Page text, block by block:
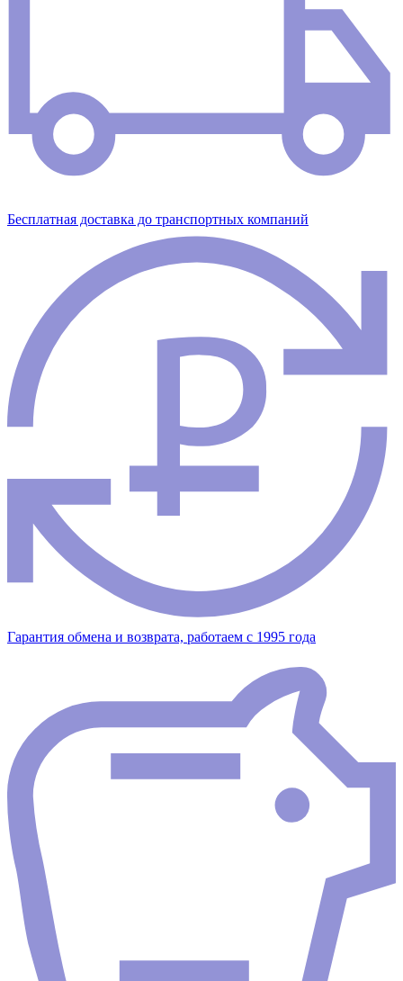
Бесплатная доставка до транспортных компаний
Гарантия обмена и возврата, работаем с 1995 года